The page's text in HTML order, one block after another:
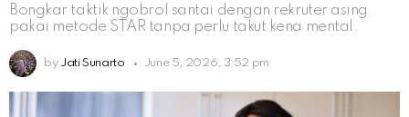
Bongkar taktik ngobrol santai dengan rekruter asing
pakai metode STAR tanpa perlu takut kena mental.
by Jati Sunarto June 5, 2026, 3:52 pm